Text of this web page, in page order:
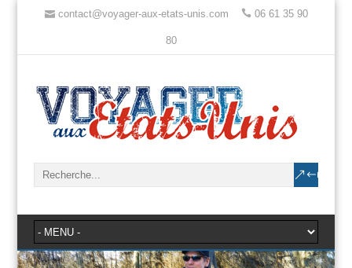
contact@voyager-aux-etats-unis.com 06 61 35 90
80